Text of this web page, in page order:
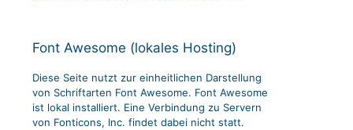
Font Awesome (lokales Hosting)
Diese Seite nutzt zur einheitlichen Darstellung
von Schriftarten Font Awesome. Font Awesome
ist lokal installiert. Eine Verbindung zu Servern
von Fonticons, Inc. findet dabei nicht statt.